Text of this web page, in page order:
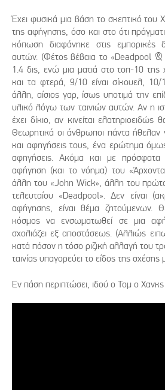
Έχει φυσικά μια βάση το σκεπτικό του
της αφήγησης, όσο και στο ότι
κόπωση διαφάνηκε στις εμπορικές
αυτών. (Φέτος βέβαια το «Deadpool &
1.4 δις, ενώ μια ματιά στο τοπ-10 της
και τα φτερά, 9/10 είναι σίκουελ,
άλλη, αίσιος γαρ, ίσως υποτιμά την
υλικό λόγω των ταινιών αυτών. Αν η
έχει δίκιο, αν κινείται
Θεωρητικά οι άνθρωποι πάντα ήθελαν
και αφηγήσεις τους, ένα ερώτημα όμως
αφηγήσεις. Ακόμα και με πρόσφατα
αφήγηση (και το νόημα) του
άλλη του «John Wick», άλλη του
τελευταίου «Deadpool». Δεν είναι
αφήγησης, είναι θέμα ζητούμενων.
κόσμος να ενσωματωθεί σε μια
σχολιάζει εξ αποστάσεως. (Αλλιώς
κατά πόσον η τόσο ριζική αλλαγή του
ταινίας υπαγορεύει το είδος της
Εν πάση περιπτώσει, ιδού ο Τομ ο